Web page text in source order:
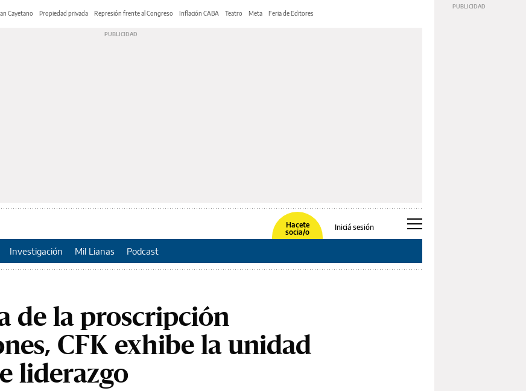
Cayetano Propiedad privada Represión frente al Congreso Inflación CABA Teatro Meta Feria de Editores
Hacete
socia/o
Iniciá sesión
Investigación Mil Lianas Podcast
de la proscripción
CFK exhibe la unidad
liderazgo